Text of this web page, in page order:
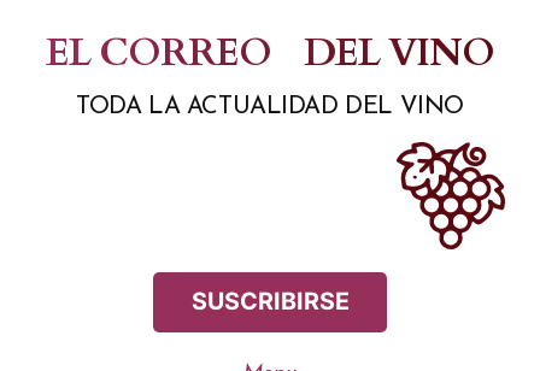
contenido
EL CORREO DEL VINO
TODA LA ACTUALIDAD DEL VINO
SUSCRIBIRSE